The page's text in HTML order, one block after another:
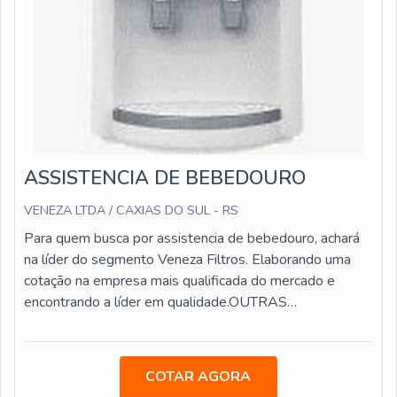
ASSISTENCIA DE BEBEDOURO
VENEZA LTDA / CAXIAS DO SUL - RS
Para quem busca por assistencia de bebedouro, achará
na líder do segmento Veneza Filtros. Elaborando uma
cotação na empresa mais qualificada do mercado e
encontrando a líder em qualidade.OUTRAS
BEBEDOUROQuem precisa de assistencia de
serviços, encontra na internet a Veneza Filtros. A
COTAR AGORA